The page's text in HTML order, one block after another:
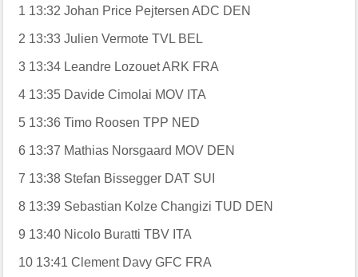
1 13:32 Johan Price Pejtersen ADC DEN
2 13:33 Julien Vermote TVL BEL
3 13:34 Leandre LozouetARK FRA
4 13:35 Davide Cimolai MOV ITA
5 13:36 Timo Roosen TPP NED
6 13:37 Mathias Norsgaard MOV DEN
7 13:38 Stefan Bissegger DAT SUI
8 13:39 Sebastian Kolze Changizi TUD DEN
9 13:40 Nicolo Buratti TBV ITA
10 13:41 Clement Davy GFC FRA